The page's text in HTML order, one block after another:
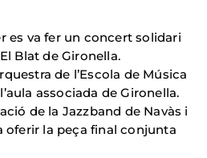
es va fer un concert solidari
Blat de Gironella.
de l’Escola de Música
associada de Gironella.
de la Jazzband de Navàs i
oferir la peça final conjunta